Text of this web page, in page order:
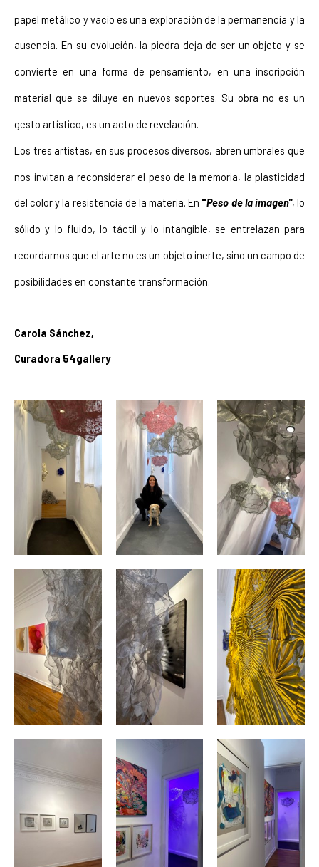
papel metálico y vacío es una exploración de la permanencia y la
ausencia. En su evolución, la piedra deja de ser un objeto y se
convierte en una forma de pensamiento, en una inscripción
material que se diluye en nuevos soportes. Su obra no es un
gesto artístico, es un acto de revelación.
Los tres artistas, en sus procesos diversos, abren umbrales que
nos invitan a reconsiderar el peso de la memoria, la plasticidad
del color y la resistencia de la materia. En "Peso de la imagen", lo
sólido y lo fluido, lo táctil y lo intangible, se entrelazan para
recordarnos que el arte no es un objeto inerte, sino un campo de
posibilidades en constante transformación.
Carola Sánchez,
Curadora 54gallery